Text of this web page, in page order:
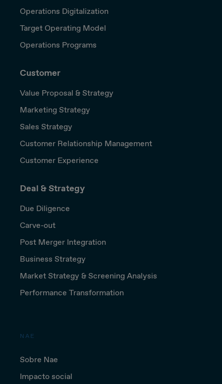
Operations Digitalization
Target Operating Model
Operations Programs
Customer
Value Proposal & Strategy
Marketing Strategy
Sales Strategy
Customer Relationship Management
Customer Experience
Deal & Strategy
Due Diligence
Carve-out
Post Merger Integration
Business Strategy
Market Strategy & Screening Analysis
Performance Transformation
NAE
Sobre Nae
Impacto social